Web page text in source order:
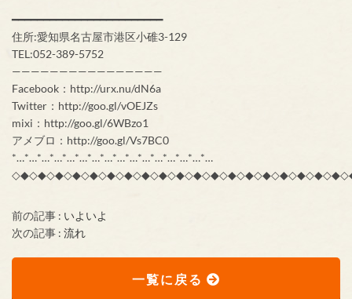
━━━━━━━━━━━━━━━━━━━━━━━━
住所:愛知県名古屋市港区小碓3-129
TEL:052-389-5752
————————————————
Facebook：http://urx.nu/dN6a
Twitter：http://goo.gl/vOEJZs
mixi：http://goo.gl/6WBzo1
アメブロ：http://goo.gl/Vs7BC0
*…*…*…*…*…*…*…*…*…*…*…*…*…*…*…*…
前の記事 : いよいよ
次の記事 : 流れ
一覧に戻る